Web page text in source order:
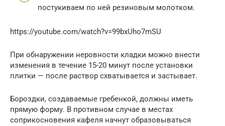
постукиваем по ней резиновым молотком.
https://youtube.com/watch?v=99bxUho7mSU
При обнаружении неровности кладки можно внести
изменения в течение 15-20 минут после установки
плитки — после раствор схватывается и застывает.
Бороздки, создаваемые гребенкой, должны иметь
прямую форму. В противном случае в местах
соприкосновения кафеля начнут образовываться